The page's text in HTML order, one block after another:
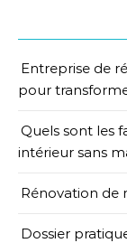
Entreprise de
pour
Quels sont les
intérieur sans
Rénovation de
Dossier